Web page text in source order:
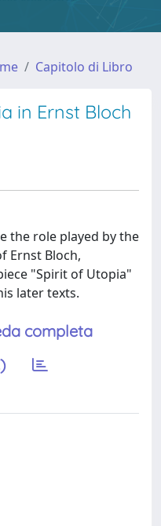
Capitolo di Libro
in Ernst Bloch
the role played by the
Ernst Bloch,
"Spirit of Utopia"
later texts.
completa